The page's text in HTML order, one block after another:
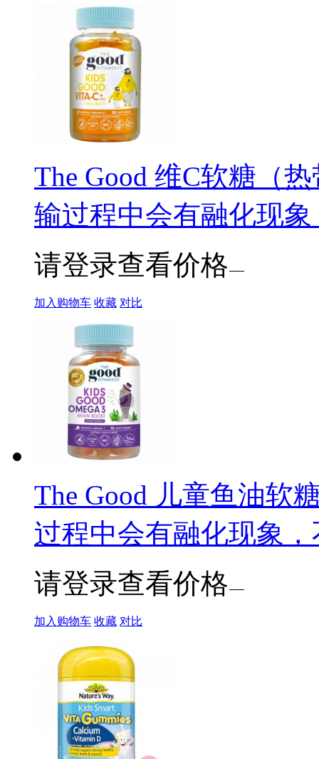
The Good 维C软糖（
输过程中会有融化现
请登录查看价格
加入购物车 收藏 对比
The Good 儿童鱼油软
过程中会有融化现象
请登录查看价格
加入购物车 收藏 对比